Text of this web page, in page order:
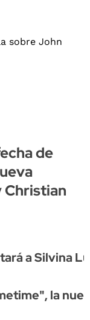
de
Christian
a Silvina
la